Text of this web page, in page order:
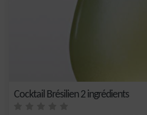
Cocktail Brésilien 2 ingrédients